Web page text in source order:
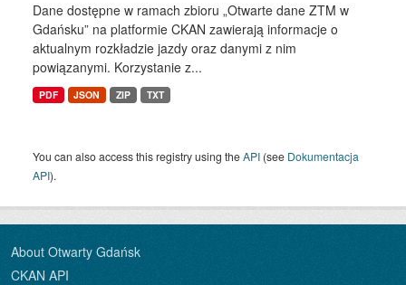
Dane dostępne w ramach zbioru „Otwarte dane ZTM w
Gdańsku” na platformie CKAN zawierają informacje o
aktualnym rozkładzie jazdy oraz danymi z nim
powiązanymi. Korzystanie z...
PDF JSON ZIP TXT
You can also access this registry using theAPI (see Dokumentacja
API).
About Otwarty Gdańsk
CKAN API